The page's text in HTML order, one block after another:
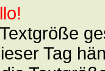
Tag